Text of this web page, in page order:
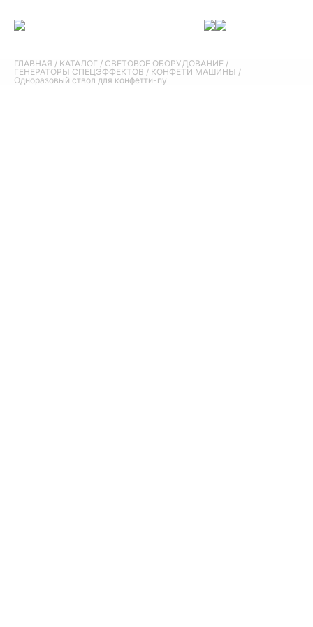
ГЛАВНАЯ / КАТАЛОГ / СВЕТОВОЕ ОБОРУДОВАНИЕ /
ГЕНЕРАТОРЫ СПЕЦЭФФЕКТОВ / КОНФЕТИ МАШИНЫ /
Одноразовый ствол для конфетти-пу